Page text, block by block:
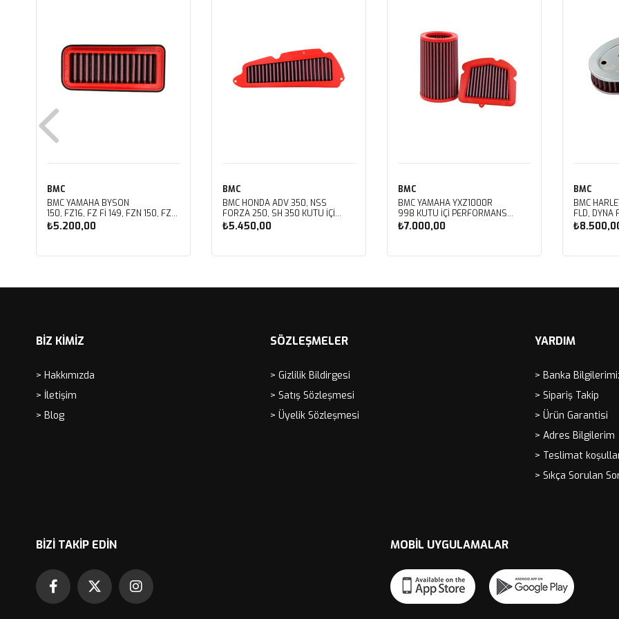
BMC
BMC YAMAHA BYSON
150, FZ16, FZ FI 149, FZN 150, FZS
FI V3 KUTU İÇİ PERFORMANS
HAVA FİLTRESİ FM01147
₺5.200,00
BMC
BMC HONDA ADV 350, NSS
FORZA 250, SH 350 KUTU İÇİ
PERFORMANS HAVA FİLTRESİ
₺5.450,00
BMC
BMC YAMAHA YXZ1000R
998 KUTU İÇİ PERFORMANS
HAVA FİLTRESİ FM01128
₺7.000,00
BMC
BMC
FLD, DYNA
FXDBB,
FXDF,
FM01123
BİZ KİMİZ
> Hakkımızda
> İletişim
> Blog
SÖZLEŞMELER
> Gizlilik Bildirgesi
> Satış Sözleşmesi
> Üyelik Sözleşmesi
YARDIM
> Banka
> Sipariş Takip
> Ürün Garantisi
> Adres Bilgilerim
> Teslimat
> Sıkça Sorulan
BIZI TAKIP EDIN MOBIL UYGULAMALAR